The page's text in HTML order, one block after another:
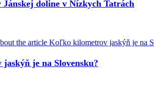
Jánskej doline v Nízkych Tatrách
je na Slovensku?